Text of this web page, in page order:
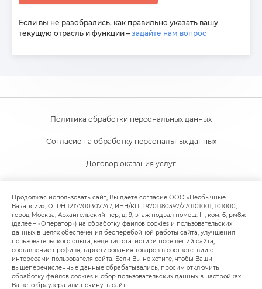
Если вы не разобрались, как правильно указать вашу
текущую отрасль и функции – задайте нам вопрос
Политика обработки персональных данных
Согласие на обработку персональных данных
Договор оказания услуг
Пользовательское соглашение
Политика обработки файлов cookie
Продолжая использовать сайт, Вы даете согласие ООО «Необычные
Вакансии», ОГРН 1217700307747, ИНН/КПП 9701180397/770101001, 101000,
город Москва, Архангельский пер, д. 9, этаж подвал помещ. III, ком. 6, рм8ж
(далее – «Оператор») на обработку файлов cookies и пользовательских
данных в целях обеспечения бесперебойной работы сайта, улучшения
пользовательского опыта, ведения статистики посещений сайта,
составление профиля, таргетирования товаров в соответствии с
интересами пользователя сайта. Если Вы не хотите, чтобы Ваши
вышеперечисленные данные обрабатывались, просим отключить
обработку файлов cookies и сбор пользовательских данных в настройках
Вашего браузера или покинуть сайт.